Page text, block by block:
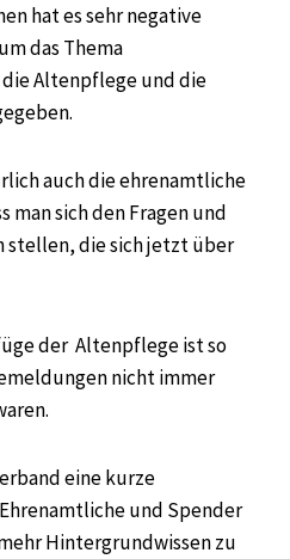
hat es sehr negative
das Thema
Altenpflege und die
auch die ehrenamtliche
man sich den Fragen und
stellen, die sich jetzt über
der Altenpflege ist so
nicht immer
eine kurze
und Spender
Hintergrundwissen zu